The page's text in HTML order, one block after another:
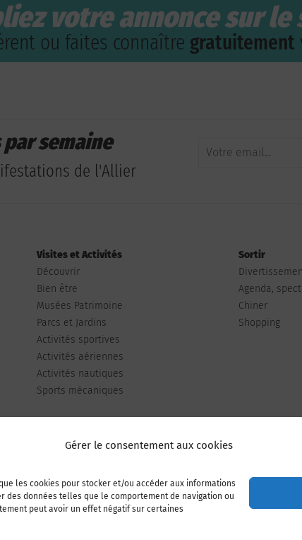
Gérer le consentement aux cookies
les cookies pour stocker et/ou accéder aux informations
données telles que le comportement de navigation ou
peut avoir un effet négatif sur certaines
votre annonce sur le
ou faites connaître gratuitement
par semaine
de l'Allier
Visites et Activités
Découvrir
Bien être
Musées Patrimoine
Parcs et Jardins
Activités sportives
Activités aériennes
Activités nautiques
Sports mécaniques
Sortir
Agenda,
Chiner
Shopping
Publiez votre annonce Adhérer à l’association